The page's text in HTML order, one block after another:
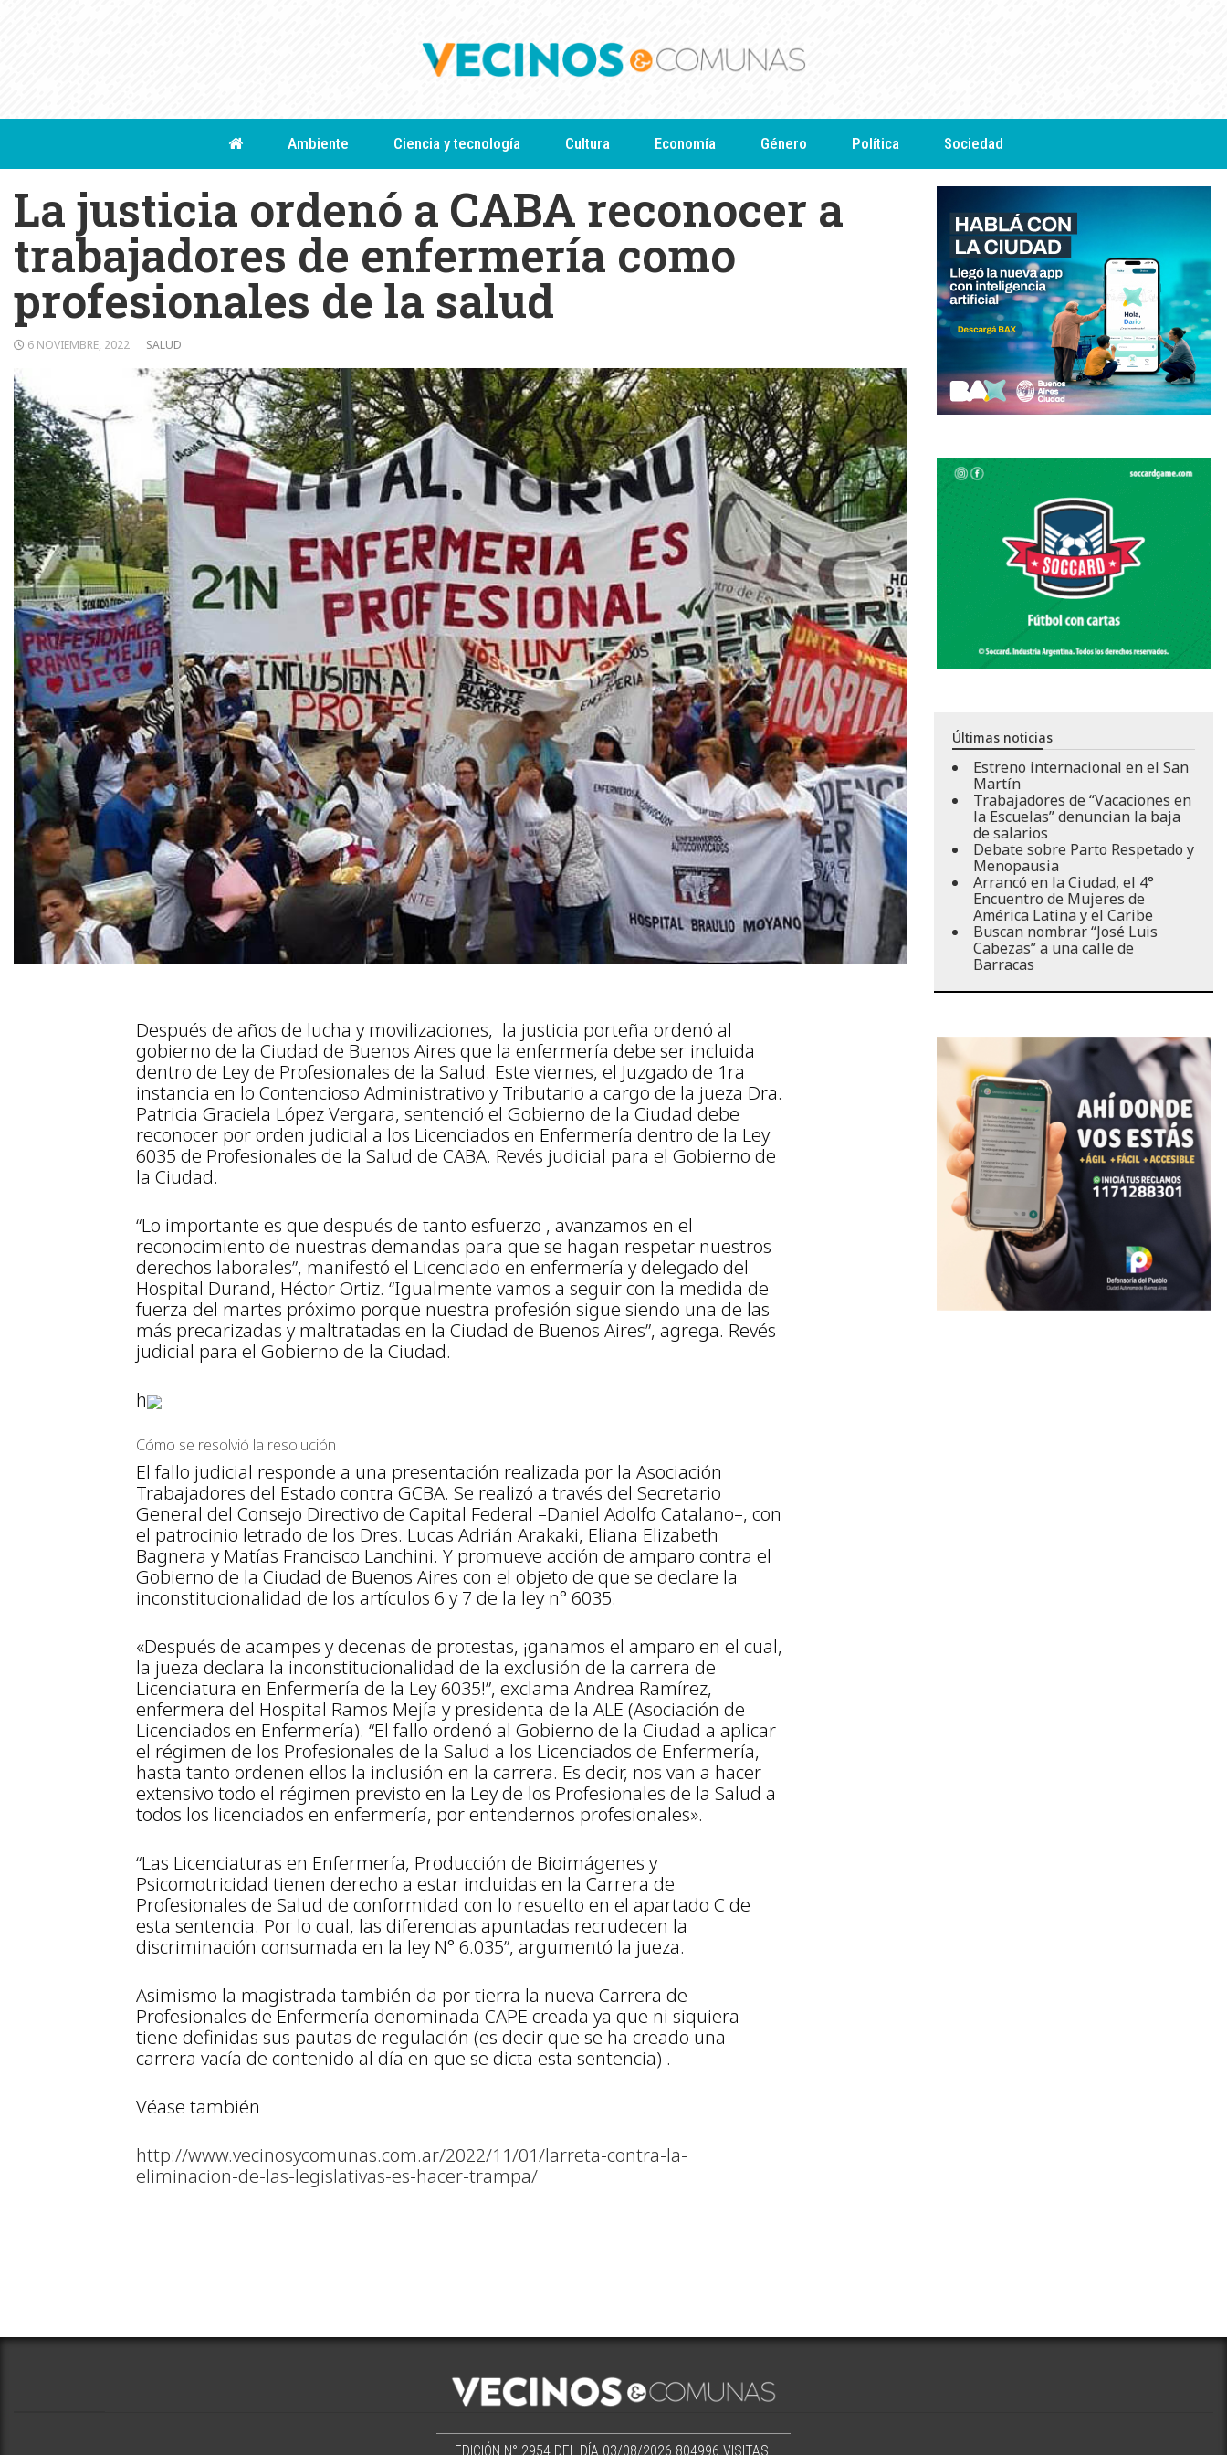
Ambiente Ciencia y tecnología Cultura Economía Género Política Sociedad
La justicia ordenó a CABA reconocer a
trabajadores de enfermería como
profesionales de la salud
6 NOVIEMBRE, 2022 SALUD
Después de años de lucha y movilizaciones, la justicia porteña ordenó al
gobierno de la Ciudad de Buenos Aires que la enfermería debe ser incluida
dentro de Ley de Profesionales de la Salud. Este viernes, el Juzgado de 1ra
instancia en lo Contencioso Administrativo y Tributario a cargo de la jueza Dra.
Patricia Graciela López Vergara, sentenció el Gobierno de la Ciudad debe
reconocer por orden judicial a los Licenciados en Enfermería dentro de la Ley
6035 de Profesionales de la Salud de CABA. Revés judicial para el Gobierno de
la Ciudad.
“Lo importante es que después de tanto esfuerzo , avanzamos en el
reconocimiento de nuestras demandas para que se hagan respetar nuestros
derechos laborales”, manifestó el Licenciado en enfermería y delegado del
Hospital Durand, Héctor Ortiz. “Igualmente vamos a seguir con la medida de
fuerza del martes próximo porque nuestra profesión sigue siendo una de las
más precarizadas y maltratadas en la Ciudad de Buenos Aires”, agrega. Revés
judicial para el Gobierno de la Ciudad.
h
Cómo se resolvió la resolución
El fallo judicial responde a una presentación realizada por la Asociación
Trabajadores del Estado contra GCBA. Se realizó a través del Secretario
General del Consejo Directivo de Capital Federal –Daniel Adolfo Catalano–, con
el patrocinio letrado de los Dres. Lucas Adrián Arakaki, Eliana Elizabeth
Bagnera y Matías Francisco Lanchini. Y promueve acción de amparo contra el
Gobierno de la Ciudad de Buenos Aires con el objeto de que se declare la
inconstitucionalidad de los artículos 6 y 7 de la ley n° 6035.
«Después de acampes y decenas de protestas, ¡ganamos el amparo en el cual,
la jueza declara la inconstitucionalidad de la exclusión de la carrera de
Licenciatura en Enfermería de la Ley 6035!”, exclama Andrea Ramírez,
enfermera del Hospital Ramos Mejía y presidenta de la ALE (Asociación de
Licenciados en Enfermería). “El fallo ordenó al Gobierno de la Ciudad a aplicar
el régimen de los Profesionales de la Salud a los Licenciados de Enfermería,
hasta tanto ordenen ellos la inclusión en la carrera. Es decir, nos van a hacer
extensivo todo el régimen previsto en la Ley de los Profesionales de la Salud a
todos los licenciados en enfermería, por entendernos profesionales».
“Las Licenciaturas en Enfermería, Producción de Bioimágenes y
Psicomotricidad tienen derecho a estar incluidas en la Carrera de
Profesionales de Salud de conformidad con lo resuelto en el apartado C de
esta sentencia. Por lo cual, las diferencias apuntadas recrudecen la
discriminación consumada en la ley N° 6.035”, argumentó la jueza.
Asimismo la magistrada también da por tierra la nueva Carrera de
Profesionales de Enfermería denominada CAPE creada ya que ni siquiera
tiene definidas sus pautas de regulación (es decir que se ha creado una
carrera vacía de contenido al día en que se dicta esta sentencia) .
Véase también
http://www.vecinosycomunas.com.ar/2022/11/01/larreta-contra-la-
eliminacion-de-las-legislativas-es-hacer-trampa/
Últimas noticias
Estreno internacional en el San
Martín
Trabajadores de “Vacaciones en
la Escuelas” denuncian la baja
de salarios
Debate sobre Parto Respetado y
Menopausia
Arrancó en la Ciudad, el 4°
Encuentro de Mujeres de
América Latina y el Caribe
Buscan nombrar “José Luis
Cabezas” a una calle de
Barracas
EDICIÓN N° 2954 DEL DÍA 03/08/2026 804996 VISITAS.